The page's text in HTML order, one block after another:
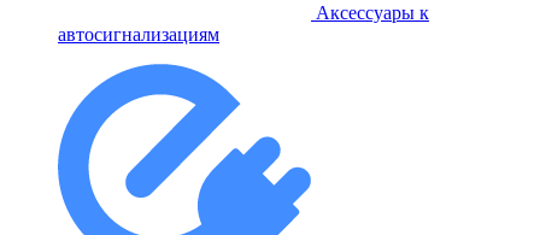
Аксессуары к
автосигнализациям